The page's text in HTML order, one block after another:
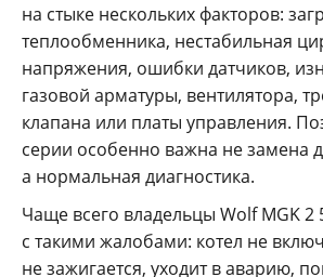
на стыке нескольких факторов:
теплообменника, нестабильная
напряжения, ошибки датчиков,
газовой арматуры, вентилятора,
клапана или платы управления.
серии особенно важна не замена
а нормальная диагностика.
Чаще всего владельцы Wolf MGK
с такими жалобами: котел не
не зажигается, уходит в аварию,